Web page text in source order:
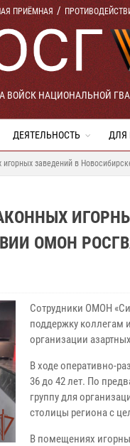
ПРИЁМНАЯ
ВОЙСК НАЦИОНАЛЬНОЙ
ДЕЯТЕЛЬНОСТЬ ДЛЯ
игорных заведений в
ОМОН
Сотрудники ОМОН
поддержку коллегам
организации
В ходе оперативно-
36 до 42 лет. По
группу для
столицы региона с
В помещениях